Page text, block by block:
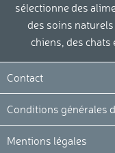
sélectionne des
des soins
chiens, des
Contact
Conditions générales
Mentions légales